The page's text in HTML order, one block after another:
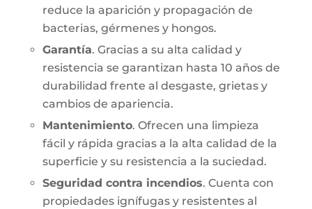
reduce la aparición y propagación de
bacterias, gérmenes y hongos.
Garantía. Gracias a su alta calidad y
resistencia se garantizan hasta 10 años de
durabilidad frente al desgaste, grietas y
cambios de apariencia.
Mantenimiento. Ofrecen una limpieza
fácil y rápida gracias a la alta calidad de la
superficie y su resistencia a la suciedad.
Seguridad contra incendios. Cuenta con
propiedades ignífugas y resistentes al